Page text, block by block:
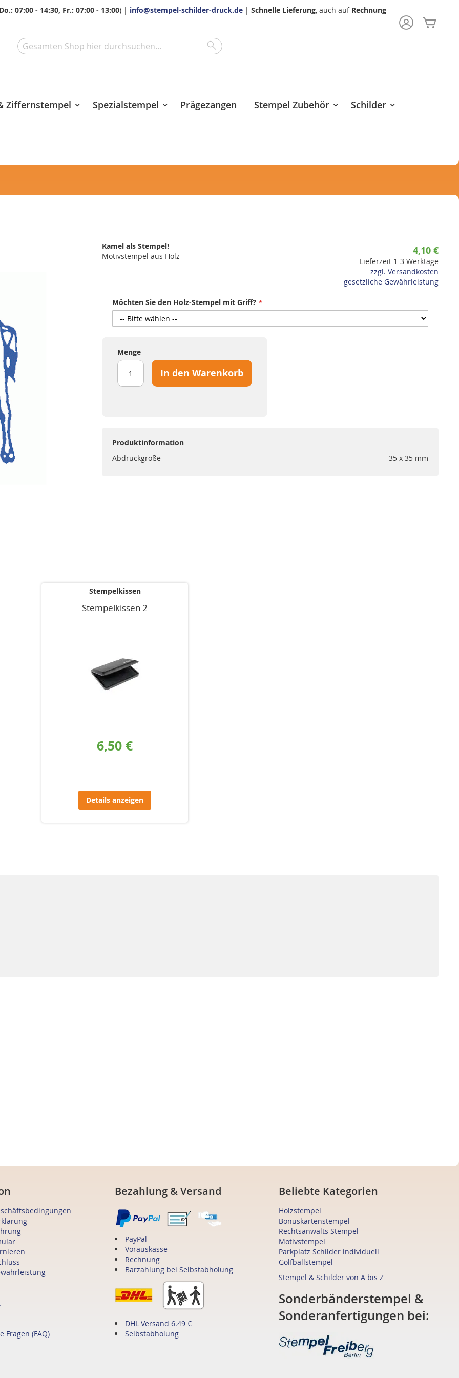
07:00 - 14:30, Fr.: 07:00 - 13:00) | info@stempel-schilder-druck.de | Schnelle Lieferung, auch auf Rechnung
Search
Ziffernstempel Spezialstempel Prägezangen Stempel Zubehör Schilder
4,10 €
Lieferzeit 1-3 Werktage
zzgl. Versandkosten
gesetzliche Gewährleistung
Kamel als Stempel!
Motivstempel aus Holz
Möchten Sie den Holz-Stempel mit Griff?
Menge
In den Warenkorb
Produktinformation
Abdruckgröße
35 x 35 mm
Stempelkissen
Stempelkissen 2
6,50 €
Details anzeigen
Fragen (FAQ)
Bezahlung & Versand
PayPal
Vorauskasse
Rechnung
Barzahlung bei Selbstabholung
DHL Versand 6.49 €
Selbstabholung
Beliebte Kategorien
Holzstempel
Bonuskartenstempel
Rechtsanwalts Stempel
Motivstempel
Parkplatz Schilder individuell
Golfballstempel
Stempel & Schilder von A bis Z
Sonderbänderstempel &
Sonderanfertigungen bei: